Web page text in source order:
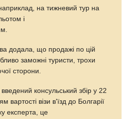
на тижневий тур на
і
додала, що продажі по цій
заможні туристи, трохи
сторони.
консульський збір у 22
вартості візи в'їзд до Болгарії
експерта, це